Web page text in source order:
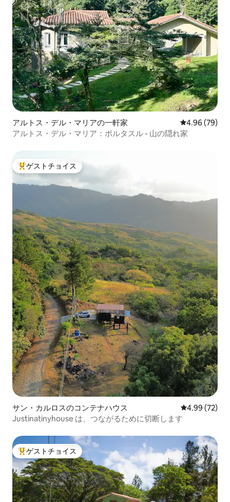
アルトス・デル・マリアの一軒家 レビュー79
4.96 (79)
アルトス・デル・マリア：ポルタスル - 山の隠れ家
大好評のゲストチョイスです。
ゲストチョイス
サン・カルロスのコンテナハウス レビュー72
4.99 (72)
Justinatinyhouse は、つながるために切断します
大好評のゲストチョイスです。
ゲストチョイス